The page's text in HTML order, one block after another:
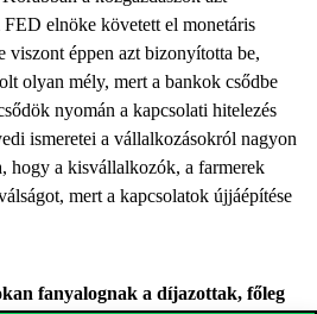
elnöke követett el monetáris
éppen azt bizonyította be,
olyan mély, mert a bankok csődbe
nyomán a kapcsolati hitelezés
ismeretei a vállalkozásokról nagyon
hogy a kisvállalkozók, a farmerek
mert a kapcsolatok újjáépítése
fanyalognak a díjazottak, főleg